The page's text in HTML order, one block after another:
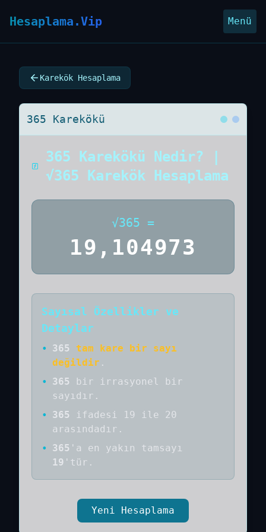
Hesaplama.Vip Menü
Karekök Hesaplama
365 Karekökü
365 Karekökü Nedir? |
√365 Karekök Hesaplama
√365 =
19,104973
Sayısal Özellikler ve
Detaylar
• 365
tam kare bir sayı
değildir .
•
365 bir
irrasyonel bir
sayıdır .
•
365
ifadesi 19 ile 20
arasındadır.
•
365 'a en yakın tamsayı
19 'tür.
Yeni Hesaplama